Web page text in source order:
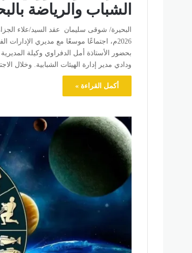
الشباب والرياضة
2026م، اجتماعًا موسعًا مع مديري الإدارات
بحضور الأستاذة أمل الدفراوي وكيلة
ودادي مدير إدارة الهيئات الشبابية. وخلال
أكمل القراءة »